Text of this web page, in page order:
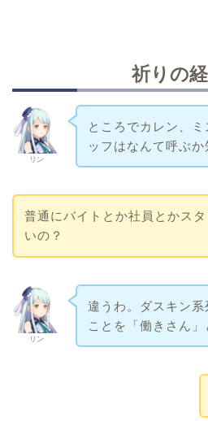
祈りの
リン
ところでカレン、
ッフはなんて呼ぶ
普通にバイトとか社員とかス
いの？
リン
違うわ。ダスキン
ことを「働きさん」